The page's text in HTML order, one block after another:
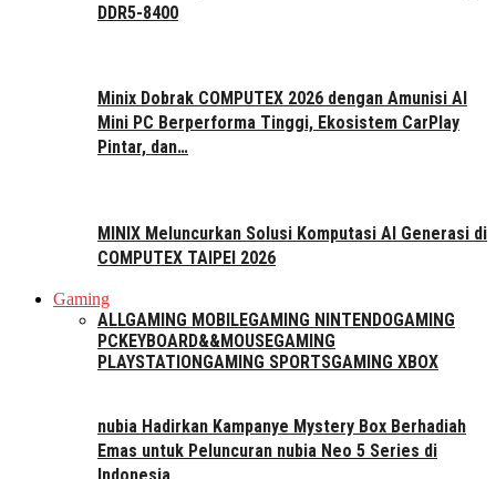
DDR5-8400
Minix Dobrak COMPUTEX 2026 dengan Amunisi AI
Mini PC Berperforma Tinggi, Ekosistem CarPlay
Pintar, dan…
MINIX Meluncurkan Solusi Komputasi AI Generasi di
COMPUTEX TAIPEI 2026
Gaming
ALLGAMING MOBILEGAMING NINTENDOGAMING
PC KEYBOARD&&MOUSEGAMING
PLAYSTATION GAMING SPORTSGAMING XBOX
nubia Hadirkan Kampanye Mystery Box Berhadiah
Emas untuk Peluncuran nubia Neo 5 Series di